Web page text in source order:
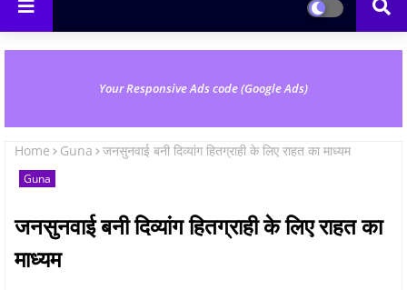
Your Responsive Ads code (Google Ads)
Home Guna जनसुनवाई बनी दिव्यांग हितग्राही के लिए राहत का माध्यम
Guna
जनसुनवाई बनी दिव्यांग हितग्राही के लिए राहत का
माध्यम